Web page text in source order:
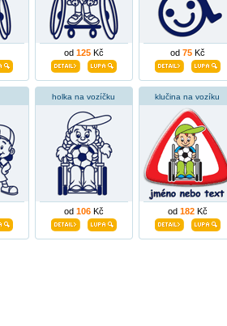
od 125Kč od 75Kč
holka na vozíčku
od 106Kč
klučina na vozíku
od 182Kč